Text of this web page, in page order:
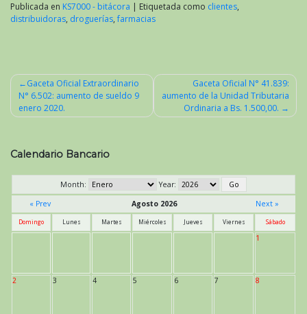
Publicada en KS7000 - bitácora | Etiquetada como clientes,
distribuidoras, droguerías,farmacias
Navegación
de
Gaceta Oficial Extraordinario
N° 6.502: aumento de sueldo 9
enero 2020.
Gaceta Oficial N° 41.839:
aumento de la Unidad Tributaria
Ordinaria a Bs. 1.500,00.
Calendario Bancario
Month:
Year:
« Prev
Agosto 2026 Next »
Domingo Lunes Martes Miércoles Jueves Viernes Sábado
1
2 3 4 5 6 7 8